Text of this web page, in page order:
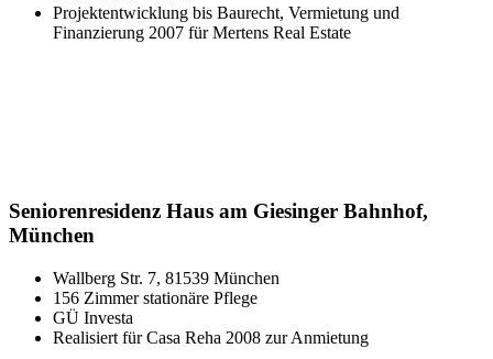
Projektentwicklung bis Baurecht, Vermietung und
Finanzierung 2007 für Mertens Real Estate
Seniorenresidenz Haus am Giesinger Bahnhof,
München
Wallberg Str. 7, 81539 München
156 Zimmer stationäre Pflege
GÜ Investa
Realisiert für Casa Reha 2008 zur Anmietung